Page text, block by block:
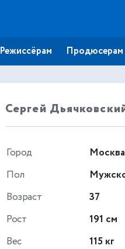
Режиссёрам Продюсерам
Сергей
Город
Москва
Пол
Возраст
37
Рост
191 см
Вес
115 кг